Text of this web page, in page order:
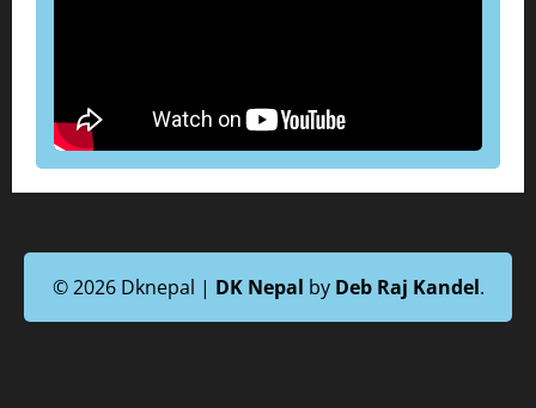
© 2026 Dknepal | DK Nepal by Deb Raj Kandel.